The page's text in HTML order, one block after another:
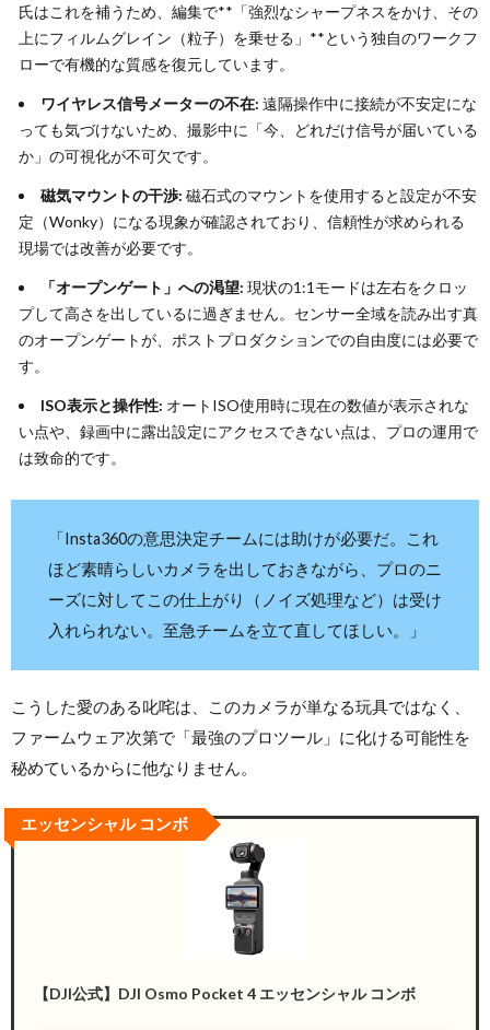
氏はこれを補うため、編集で**「強烈なシャープネスをかけ、その
上にフィルムグレイン（粒子）を乗せる」**という独自のワークフ
ローで有機的な質感を復元しています。
ワイヤレス信号メーターの不在: 遠隔操作中に接続が不安定にな
っても気づけないため、撮影中に「今、どれだけ信号が届いている
か」の可視化が不可欠です。
磁気マウントの干渉: 磁石式のマウントを使用すると設定が不安
定（Wonky）になる現象が確認されており、信頼性が求められる
現場では改善が必要です。
「オープンゲート」への渇望: 現状の1:1モードは左右をクロッ
プして高さを出しているに過ぎません。センサー全域を読み出す真
のオープンゲートが、ポストプロダクションでの自由度には必要で
す。
ISO表示と操作性: オートISO使用時に現在の数値が表示されな
い点や、録画中に露出設定にアクセスできない点は、プロの運用で
は致命的です。
「Insta360の意思決定チームには助けが必要だ。これ
ほど素晴らしいカメラを出しておきながら、プロのニ
ーズに対してこの仕上がり（ノイズ処理など）は受け
入れられない。至急チームを立て直してほしい。」
こうした愛のある叱咤は、このカメラが単なる玩具ではなく、
ファームウェア次第で「最強のプロツール」に化ける可能性を
秘めているからに他なりません。
【DJI公式】DJI Osmo Pocket 4 エッセンシャル コンボ
エッセンシャル コンボ